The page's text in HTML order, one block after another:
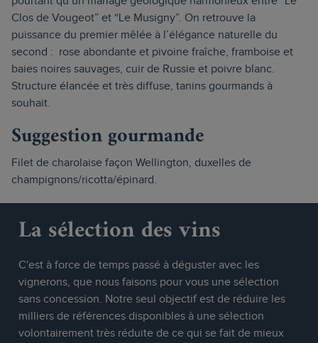
Clos de Vougeot” et “Le Musigny”. On retrouve la
puissance du premier mêlée à l’élégance naturelle du
second : rose abondante et pivoine fraîche, framboise et
baies noires sauvages, cuir de Russie et poivre blanc.
Structure élancée et très diffuse, tanins gourmands à
souhait.
Suggestion gourmande
Filet de charolaise façon Wellington, duxelles de
champignons/ricotta/épinard.
La sélection des vins
C'est à force de temps passé à déguster avec les
vignerons, que nous faisons pour vous une sélection
sans concession. Notre seul objectif est de réduire les
milliers de références disponibles à une sélection
volontairement très réduite de ce qui se fait de mieux